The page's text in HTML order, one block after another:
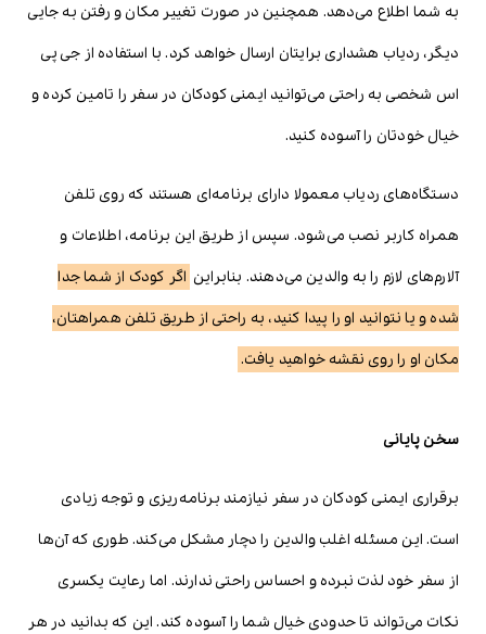
به شما اطلاع می‌دهد. همچنین در صورت تغییر مکان و رفتن به جایی
دیگر، ردیاب هشداری برایتان ارسال خواهد کرد. با استفاده از جی پی
اس شخصی به راحتی می‌توانید ایمنی کودکان در سفر را تامین کرده و
خیال خودتان را آسوده کنید.
دستگاه‌های ردیاب معمولا دارای برنامه‌ای هستند که روی تلفن
همراه کاربر نصب می‌شود. سپس از طریق این برنامه، اطلاعات و
آلارم‌های لازم را به والدین می‌دهند. بنابراین اگر کودک از شما جدا
شده و یا نتوانید او را پیدا کنید، به راحتی از طریق تلفن همراهتان،
مکان او را روی نقشه خواهید یافت.
سخن پایانی
برقراری ایمنی کودکان در سفر نیازمند برنامه‌ریزی و توجه زیادی
است. این مسئله اغلب والدین را دچار مشکل می‌کند. طوری که آن‌ها
از سفر خود لذت نبرده و احساس راحتی ندارند. اما رعایت یکسری
نکات می‌تواند تا حدودی خیال شما را آسوده کند. این که بدانید در هر